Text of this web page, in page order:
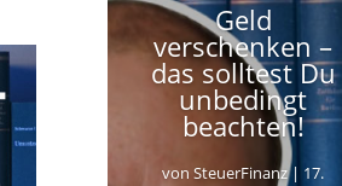
Geld
verschenken –
das solltest Du
unbedingt
beachten!
vonSteuerFinanz| 17.